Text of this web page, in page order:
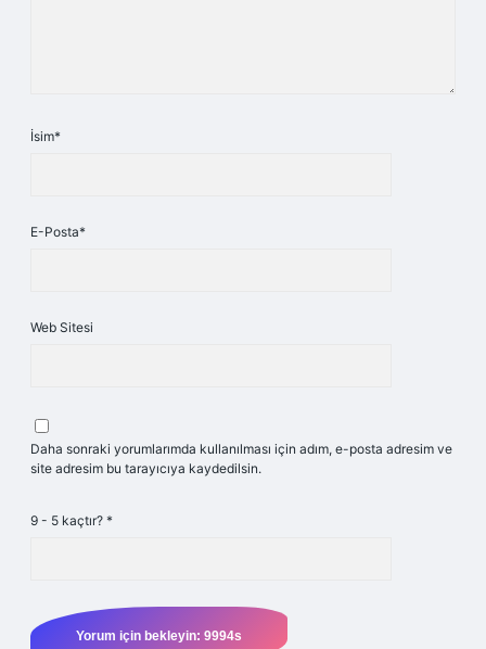
İsim*
E-Posta*
Web Sitesi
Daha sonraki yorumlarımda kullanılması için adım, e-posta adresim ve
site adresim bu tarayıcıya kaydedilsin.
9 - 5 kaçtır? *